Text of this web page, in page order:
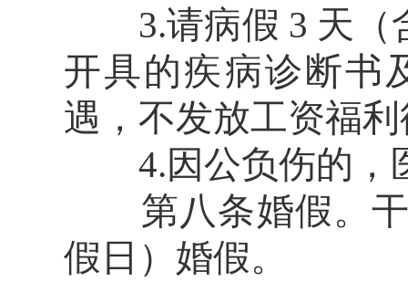
3.请病假 3 天（
开具的疾病诊断书
遇，不发放工资福
4.因公负伤的，
第八条婚假。干
假日）婚假。